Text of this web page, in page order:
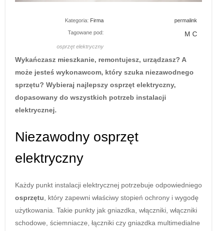
Kategoria: Firma permalink
Tagowane pod:
osprzęt elektryczny
M C
Wykańczasz mieszkanie, remontujesz, urządzasz? A
może jesteś wykonawcom, który szuka niezawodnego
sprzętu? Wybieraj najlepszy osprzęt elektryczny,
dopasowany do wszystkich potrzeb instalacji
elektrycznej.
Niezawodny osprzęt
elektryczny
Każdy punkt instalacji elektrycznej potrzebuje odpowiedniego
osprzętu, który zapewni właściwy stopień ochrony i wygodę
użytkowania. Takie punkty jak gniazdka, włączniki, włączniki
schodowe, ściemniacze, łączniki czy gniazdka multimedialne